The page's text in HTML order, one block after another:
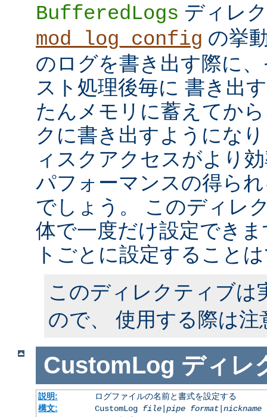
BufferedLogs ディレ
mod_log_config の挙
のログを書き出す際に
スト処理後毎に 書き出
たんメモリに蓄えてか
クに書き出すようにな
ィスクアクセスがより
パフォーマンスの得ら
でしょう。 このディレ
体で一度だけ設定でき
トごとに設定すること
このディレクティブは
ので、 使用する際は
CustomLog ディレ
説明:
ログファイルの名前と書式を設定する
構文:
CustomLog file|pipe format|nickname